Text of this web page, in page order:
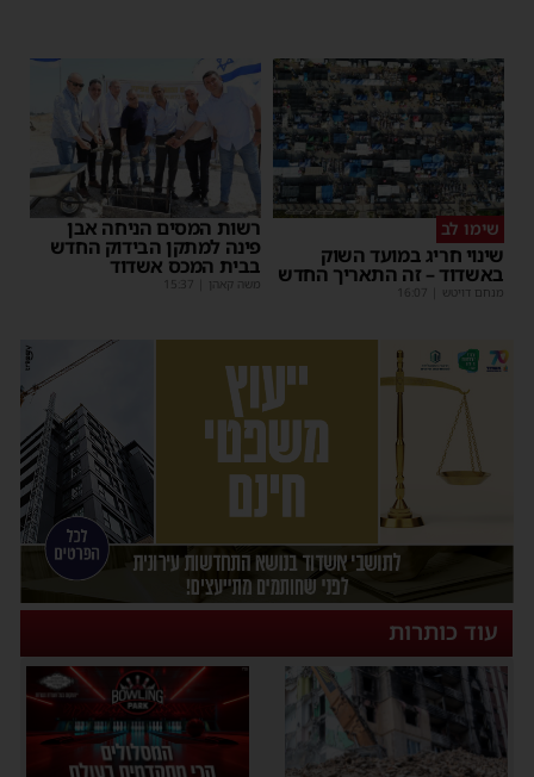
שימו לב
שינוי חריג במועד השוק
באשדוד – זה התאריך החדש
מנחם דויטש 16:07
רשות המסים הניחה אבן
פינה למתקן הבידוק החדש
בבית המכס אשדוד
משה קאהן 15:37
עוד כותרות